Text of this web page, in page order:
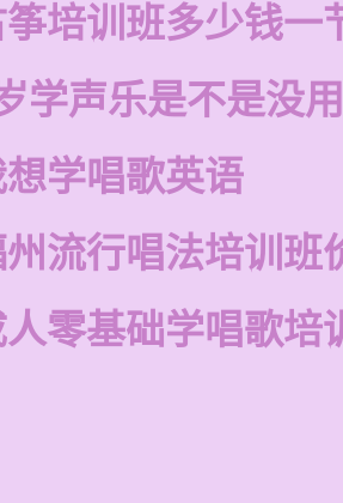
筝培训班多少钱一
学声乐是不是没用
学唱歌英语
流行唱法培训班
人零基础学唱歌培